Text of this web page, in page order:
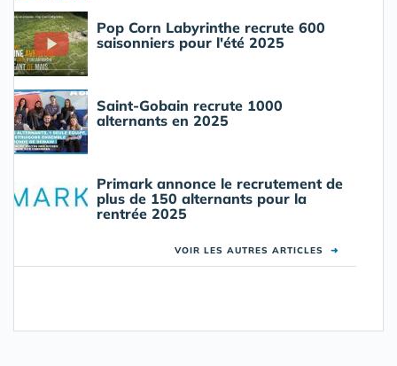
Pop Corn Labyrinthe recrute 600
saisonniers pour l'été 2025
Saint-Gobain recrute 1000
alternants en 2025
Primark annonce le recrutement de
plus de 150 alternants pour la
rentrée 2025
VOIR LES AUTRES ARTICLES ➜